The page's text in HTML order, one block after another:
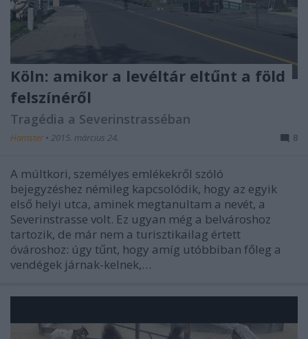
Köln: amikor a levéltár eltűnt a föld
felszínéről
Tragédia a Severinstrasséban
Hamster • 2015. március 24. 8
A múltkori, személyes emlékekről szóló
bejegyzéshez némileg kapcsolódik, hogy az egyik
első helyi utca, aminek megtanultam a nevét, a
Severinstrasse volt. Ez ugyan még a belvároshoz
tartozik, de már nem a turisztikailag értett
óvároshoz: úgy tűnt, hogy amíg utóbbiban főleg a
vendégek járnak-kelnek,…